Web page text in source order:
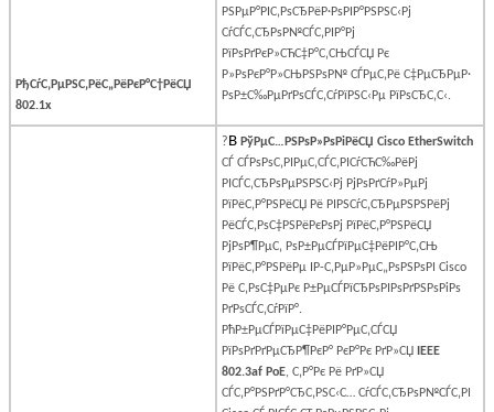
РђСѓС‚РµРЅС‚РёС„РёРєР°С†РёСЏ
802.1x
РЅРµР°РІС‚РѕСЂРёР·РѕРІР°РЅРЅС‹Рј
СѓСЃС‚СЂРѕР№СЃС‚РІР°Рј
РїРѕРґРєР»СЋС‡Р°С‚СЊСЃСЏ Рє
Р»РѕРєР°Р»СЊРЅРѕР№ СЃРµС‚Рё С‡РµСЂРµР·
РѕР±С‰РµРґРѕСЃС‚СѓРїРЅС‹Рµ РїРѕСЂС‚С‹.
?В РўРµС…РЅРѕР»РѕРіРёСЏ Cisco EtherSwitch
СЃ СЃРѕРѕС‚РІРµС‚СЃС‚РІСѓСЋС‰РёРј
РІСЃС‚СЂРѕРµРЅРЅС‹Рј РјРѕРґСѓР»РµРј
РїРёС‚Р°РЅРёСЏ Рё РІРЅСѓС‚СЂРµРЅРЅРёРј
РёСЃС‚РѕС‡РЅРёРєРѕРј РїРёС‚Р°РЅРёСЏ
РјРѕР¶РµС‚ РѕР±РµСЃРїРµС‡РёРІР°С‚СЊ
РїРёС‚Р°РЅРёРµ IP-С‚РµР»РµС„РѕРЅРѕРІ Cisco
Рё С‚РѕС‡РµРє Р±РµСЃРїСЂРѕРІРѕРґРЅРѕРіРѕ
РґРѕСЃС‚СѓРїР°.
РћР±РµСЃРїРµС‡РёРІР°РµС‚СЃСЏ
РїРѕРґРґРµСЂР¶РєР° РєР°Рє РґР»СЏ IEEE
802.3af PoE, С‚Р°Рє Рё РґР»СЏ
СЃС‚Р°РЅРґР°СЂС‚РЅС‹С… СѓСЃС‚СЂРѕР№СЃС‚РІ